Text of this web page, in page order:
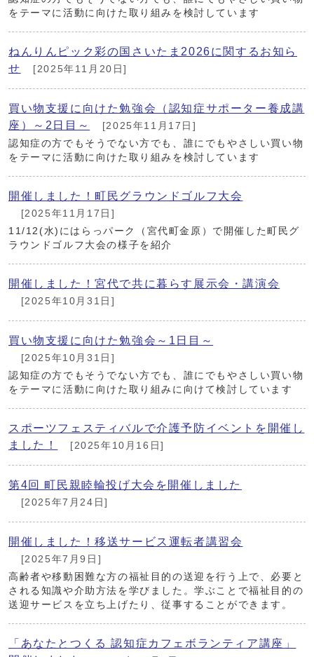
をテーマに活動に向けた取り組みを検討しています
ねんりんピック彩の国さいたま2026に関するお知ら
せ
[2025年11月20日]
買い物支援に向けた勉強会（認知症サポーター養成講
座）～2日目～
[2025年11月17日]
認知症の方でもそうでない方でも、誰にでもやさしい買い物
をテーマに活動に向けた取り組みを検討しています
開催しました！町民グラウンドゴルフ大会
[2025年11月17日]
11/12(水)にはらっパーク（宮代町金原）で開催した町民グ
ラウンドゴルフ大会の様子を紹介
開催しました！宮代で共に暮らす展示会・講演会
[2025年10月31日]
買い物支援に向けた勉強会～1日目～
[2025年10月31日]
認知症の方でもそうでない方でも、誰にでもやさしい買い物
をテーマに活動に向けた取り組みに向けて検討しています
スポーツフェスティバルで介護予防イベントを開催し
ました！
[2025年10月16日]
第4回 町民親睦輪投げ大会を開催しました
[2025年7月24日]
開催しました！移送サービス運転者講習会
[2025年7月9日]
高齢者や移動困難な方の福祉目的の送迎を行う上で、必要と
される知識や介助方法を学びました。学ぶことで福祉目的の
送迎サービスを立ち上げたり、従事することができます。
「あなたとつくる 認知症カフェボランティア講座」